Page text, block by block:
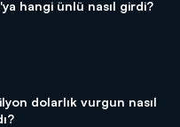
hangi ünlü nasıl girdi?
dolarlık vurgun nasıl